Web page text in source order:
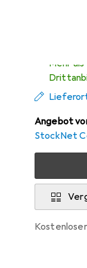
Mehr
Angebot
StockNet